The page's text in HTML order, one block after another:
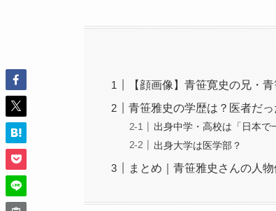
【顔画像】青笹寛史の兄・
青笹雅史の学歴は？医者だ
出身中学・高校は「日本で
出身大学は医学部？
まとめ｜青笹雅史さんの人